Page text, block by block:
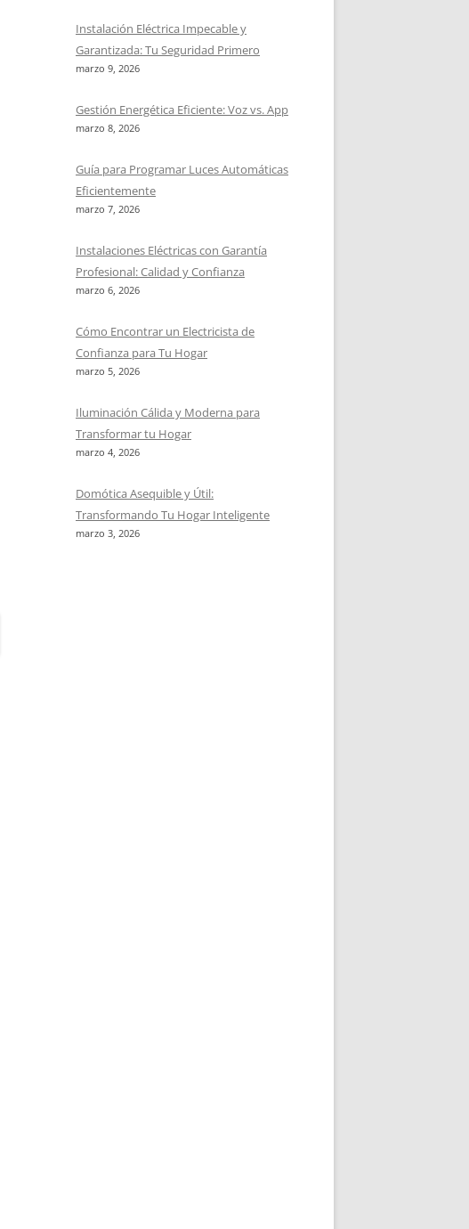
Instalación Eléctrica Impecable y
Garantizada: Tu Seguridad Primero
marzo 9, 2026
Gestión Energética Eficiente: Voz vs. App
marzo 8, 2026
Guía para Programar Luces Automáticas
Eficientemente
marzo 7, 2026
Instalaciones Eléctricas con Garantía
Profesional: Calidad y Confianza
marzo 6, 2026
Cómo Encontrar un Electricista de
Confianza para Tu Hogar
marzo 5, 2026
Iluminación Cálida y Moderna para
Transformar tu Hogar
marzo 4, 2026
Domótica Asequible y Útil:
Transformando Tu Hogar Inteligente
marzo 3, 2026